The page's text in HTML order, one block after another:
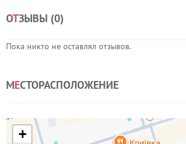
ОТЗЫВЫ (0)
Пока никто не оставлял отзывов.
МЕСТОРАСПОЛОЖЕНИЕ
+